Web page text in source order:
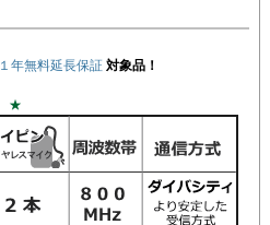
年無料延長保証 対象品！
★